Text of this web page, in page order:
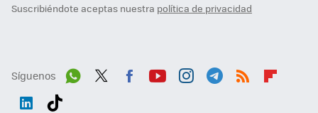
Suscribiéndote aceptas nuestra política de privacidad
Síguenos